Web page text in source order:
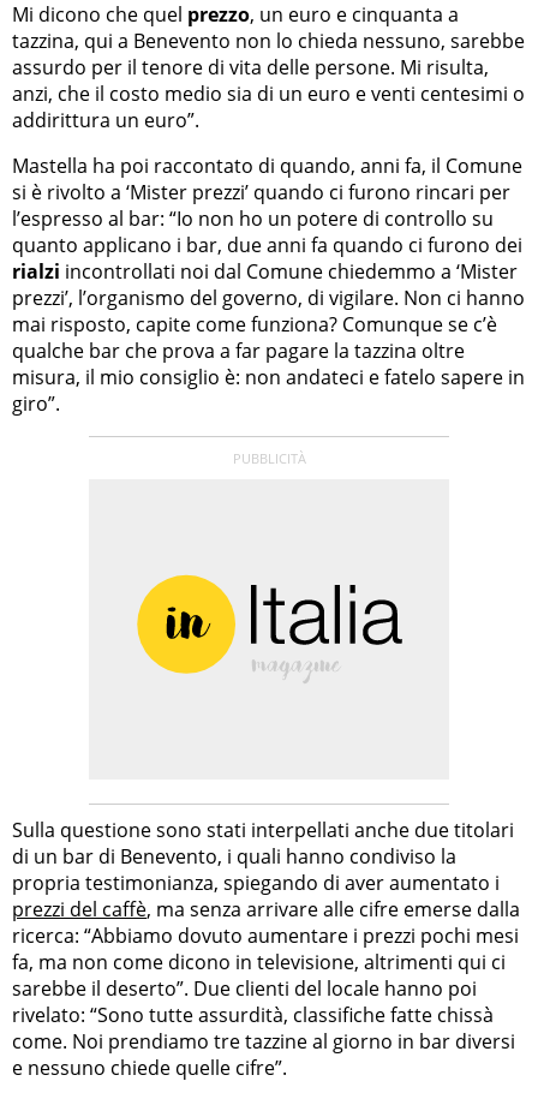
Mi dicono che quel prezzo, un euro e cinquanta a
tazzina, qui a Benevento non lo chieda nessuno, sarebbe
assurdo per il tenore di vita delle persone. Mi risulta,
anzi, che il costo medio sia di un euro e venti centesimi o
addirittura un euro”.
Mastella ha poi raccontato di quando, anni fa, il Comune
si è rivolto a ‘Mister prezzi’ quando ci furono rincari per
l’espresso al bar: “Io non ho un potere di controllo su
quanto applicano i bar, due anni fa quando ci furono dei
rialzi incontrollati noi dal Comune chiedemmo a ‘Mister
prezzi’, l’organismo del governo, di vigilare. Non ci hanno
mai risposto, capite come funziona? Comunque se c’è
qualche bar che prova a far pagare la tazzina oltre
misura, il mio consiglio è: non andateci e fatelo sapere in
giro”.
Sulla questione sono stati interpellati anche due titolari
di un bar di Benevento, i quali hanno condiviso la
propria testimonianza, spiegando di aver aumentato i
prezzi del caffè, ma senza arrivare alle cifre emerse dalla
ricerca: “Abbiamo dovuto aumentare i prezzi pochi mesi
fa, ma non come dicono in televisione, altrimenti qui ci
sarebbe il deserto”. Due clienti del locale hanno poi
rivelato: “Sono tutte assurdità, classifiche fatte chissà
come. Noi prendiamo tre tazzine al giorno in bar diversi
e nessuno chiede quelle cifre”.